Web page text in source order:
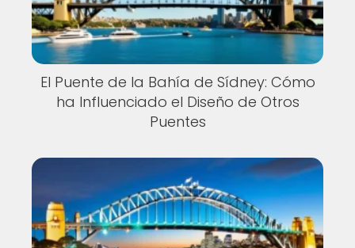
El Puente de la Bahía de Sídney: Cómo
ha Influenciado el Diseño de Otros
Puentes